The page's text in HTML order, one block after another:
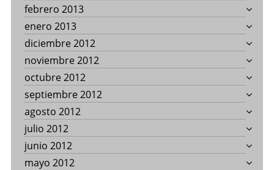
febrero 2013
enero 2013
diciembre 2012
noviembre 2012
octubre 2012
septiembre 2012
agosto 2012
julio 2012
junio 2012
mayo 2012